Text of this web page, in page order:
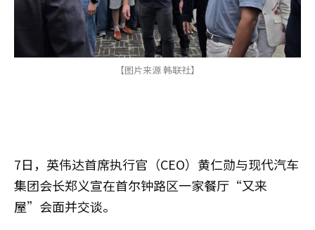
【图片来源 韩联社】
7日，英伟达首席执行官（CEO）黄仁勋与现代汽车
集团会长郑义宣在首尔钟路区一家餐厅“又来
屋”会面并交谈。